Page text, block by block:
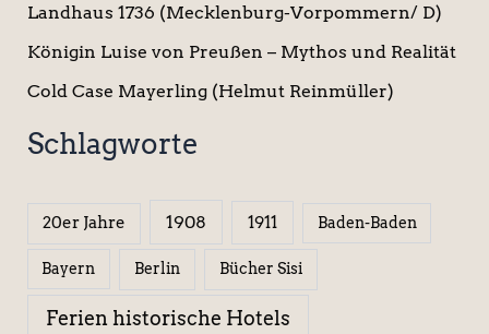
Landhaus 1736 (Mecklenburg-Vorpommern/ D)
Königin Luise von Preußen – Mythos und Realität
Cold Case Mayerling (Helmut Reinmüller)
Schlagworte
20er Jahre 1908 1911 Baden-Baden
Bayern Berlin Bücher Sisi
Ferien historische Hotels